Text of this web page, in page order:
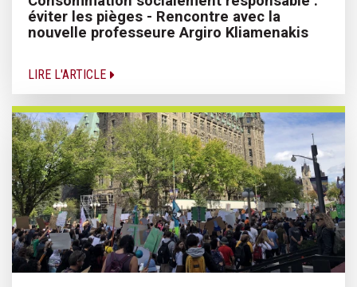
éviter les pièges - Rencontre avec la
nouvelle professeure Argiro Kliamenakis
LIRE L'ARTICLE